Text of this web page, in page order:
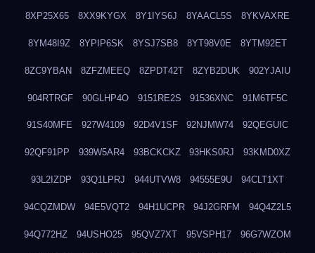
8XP25X65 8XX9KYGX 8Y1IYS6J 8YAACL5S 8YKVAXRE
8YM48I9Z 8YPIP6SK 8YSJ7SB8 8YT98V0E 8YTM92ET
8ZC9YBAN 8ZFZMEEQ 8ZPDT42T 8ZYB2DUK 902YJAIU
904RTRGF 90GLHP4O 9151RE2S 91536XNC 91M6TF5C
91S40MFE 927W4109 92D4V1SF 92NJMW74 92QEGUIC
92QF91PP 939W5AR4 93BCKCKZ 93HKS0RJ 93KMD0XZ
93L2IZDP 93Q1LPRJ 944UTVW8 94555E9U 94CLT1XT
94CQZMDW 94E5VQT2 94H1UCPR 94J2GRFM 94Q4Z2L5
94Q772HZ 94USHO25 95QVZ7XT 95VSPH17 96G7WZOM